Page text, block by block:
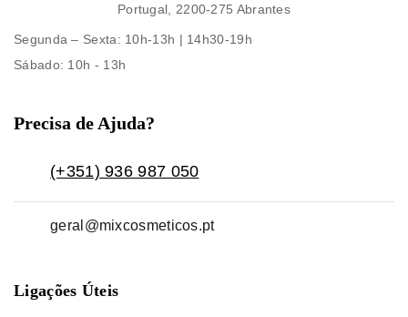
Portugal, 2200-275 Abrantes
Segunda – Sexta: 10h-13h | 14h30-19h
Sábado: 10h - 13h
Precisa de Ajuda?
(+351) 936 987 050
geral@mixcosmeticos.pt
Ligações Úteis